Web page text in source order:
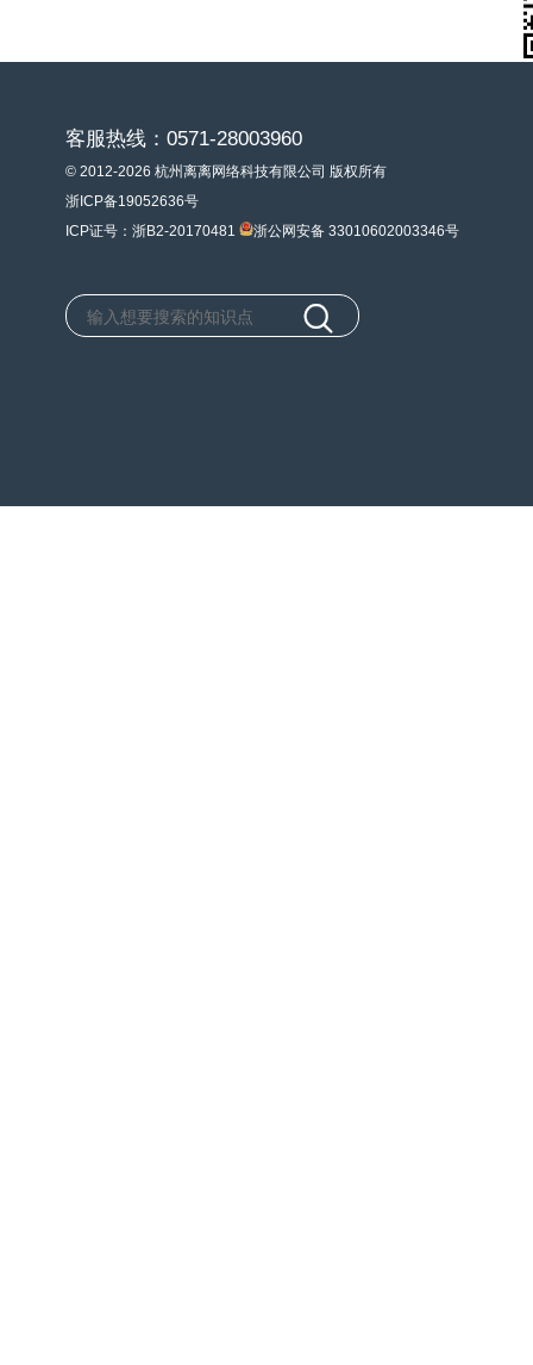
客服热线：0571-28003960
© 2012-2026 杭州离离网络科技有限公司 版权所有
浙ICP备19052636号
ICP证号：浙B2-20170481
浙公网安备 33010602003346号